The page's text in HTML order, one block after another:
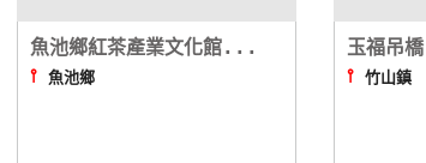
魚池鄉紅茶產業文化館...
⫯魚池鄉
玉福吊橋
⫯竹山鎮